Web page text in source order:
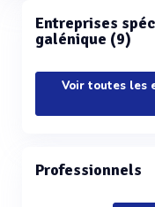
Entreprises
galénique (9)
Voir toutes les
Professionnels